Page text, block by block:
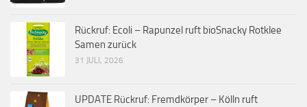
Rückruf: Ecoli – Rapunzel ruft bioSnacky Rotklee
Samen zurück
31 JULI, 2026
UPDATE Rückruf: Fremdkörper – Kölln ruft